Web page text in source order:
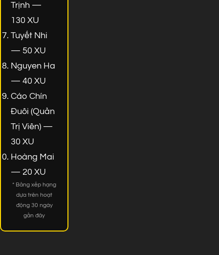
Trịnh —
130 XU
Tuyết Nhi
— 50 XU
Nguyen Ha
— 40 XU
Cáo Chín
Đuôi (Quản
Trị Viên) —
30 XU
Hoàng Mai
— 20 XU
* Bảng xếp hạng
dựa trên hoạt
động 30 ngày
gần đây